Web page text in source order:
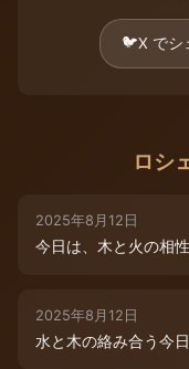
🐦X でシ
ロシ
2025年8月12日
今日は、木と火の相
2025年8月12日
水と木の絡み合う今